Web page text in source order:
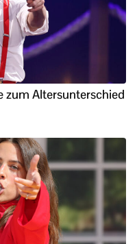
zum Altersunterschied